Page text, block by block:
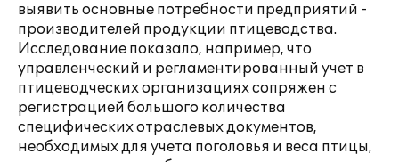
выявить основные потребности предприятий -
производителей продукции птицеводства.
Исследование показало, например, что
управленческий и регламентированный учет в
птицеводческих организациях сопряжен с
регистрацией большого количества
специфических отраслевых документов,
необходимых для учета поголовья и веса птицы,